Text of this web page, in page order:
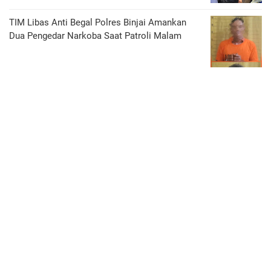
TIM Libas Anti Begal Polres Binjai Amankan
Dua Pengedar Narkoba Saat Patroli Malam